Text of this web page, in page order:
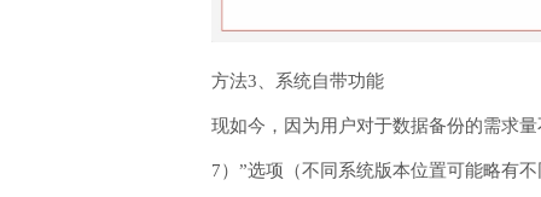
方法3、系统自带功能
现如今，因为用户对于数据备份的需求
7）”选项（不同系统版本位置可能略有